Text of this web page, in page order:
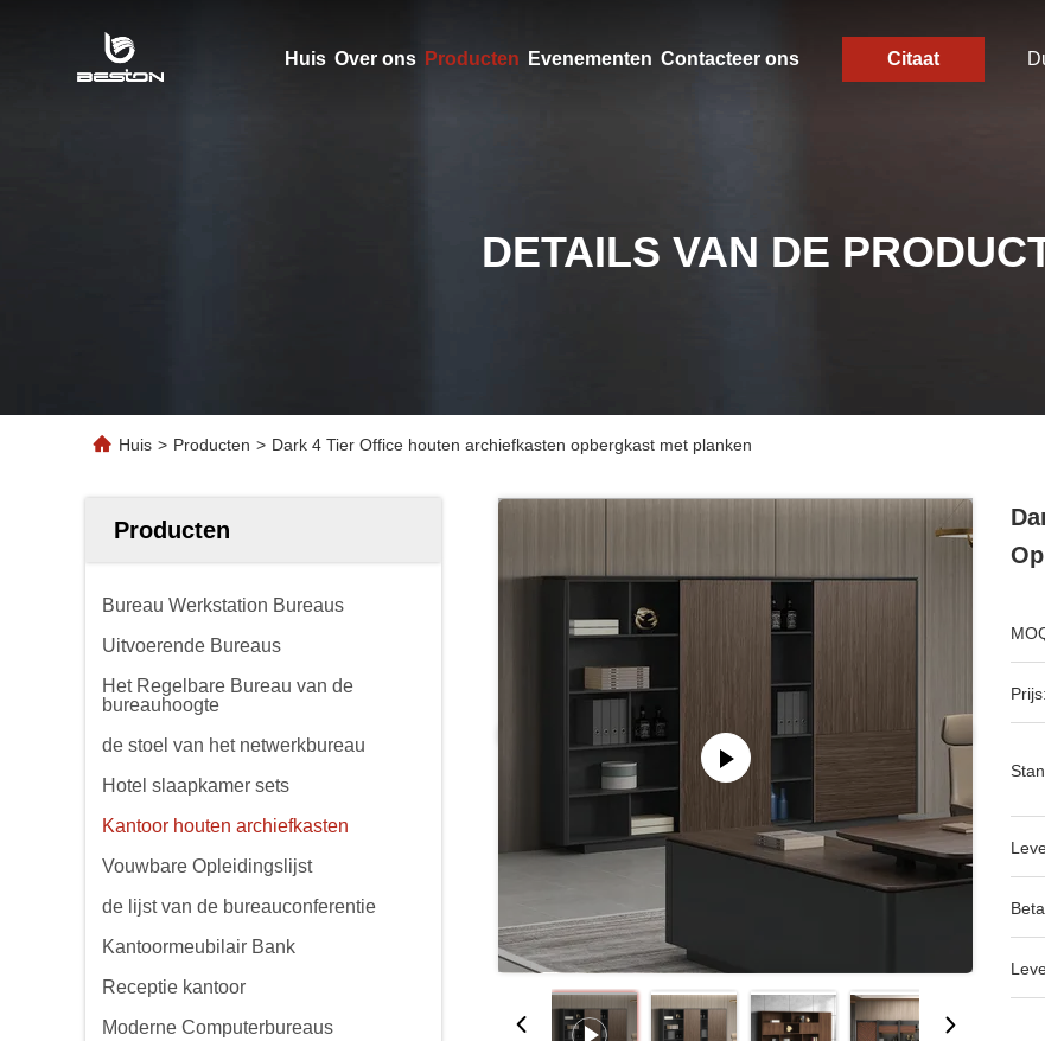
Huis Over ons Producten Evenementen Contacteer ons Citaat
DETAILS VAN DE
Huis > Producten > Dark 4 Tier Office houten archiefkasten opbergkast met planken
Producten
Bureau Werkstation Bureaus
Uitvoerende Bureaus
Het Regelbare Bureau van de
bureauhoogte
de stoel van het netwerkbureau
Hotel slaapkamer sets
Kantoor houten archiefkasten
Vouwbare Opleidingslijst
de lijst van de bureauconferentie
Kantoormeubilair Bank
Receptie kantoor
Moderne Computerbureaus
Prijs: